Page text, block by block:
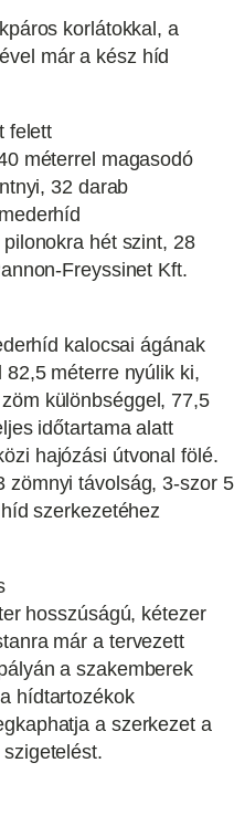
korlátokkal, a
már a kész híd
felett
méterrel magasodó
32 darab
hét szint, 28
Freyssinet Kft.
kalocsai ágának
méterre nyúlik ki,
különbséggel, 77,5
időtartama alatt
hajózási útvonal fölé.
zömnyi távolság, 3-szor 5
szerkezetéhez
hosszúságú, kétezer
már a tervezett
a szakemberek
hídtartozékok
a szerkezet a